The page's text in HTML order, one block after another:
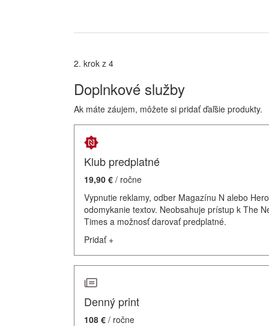
2. krok z 4
Doplnkové služby
Ak máte záujem, môžete si pridať ďaľšie produkty.
Klub predplatné
19,90 € / ročne
Vypnutie reklamy, odber Magazínu N alebo
odomykanie textov. Neobsahuje prístup k The
Times a možnosť darovať predplatné.
Pridať +
Denný print
108 € / ročne